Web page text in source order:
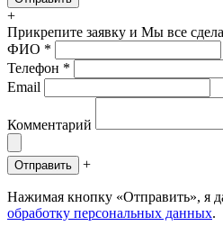
+
Прикрепите заявку и Мы все
ФИО *
Телефон *
Email
Комментарий
Отправить +
Нажимая кнопку «Отправить», я
обработку персональных данных.